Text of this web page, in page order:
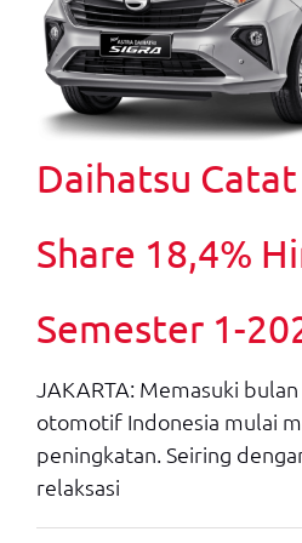
Daihatsu
Share 18,4%
Semester 1-
JAKARTA: Memasuki
otomotif Indonesia mulai
peningkatan. Seiring
relaksasi